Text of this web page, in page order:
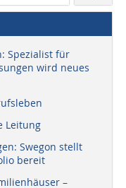
Spezialist für
wird neues
Leitung
Swegon stellt
bereit
–